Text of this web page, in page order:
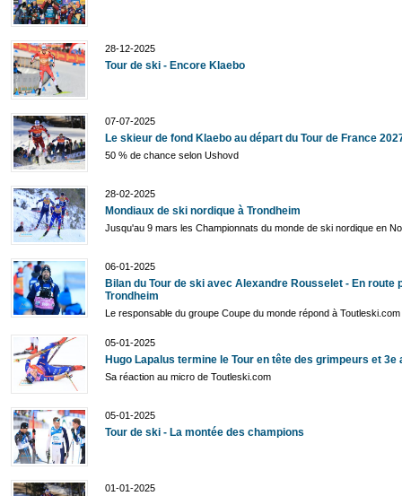
28-12-2025
Tour de ski - Encore Klaebo
07-07-2025
Le skieur de fond Klaebo au départ du Tour de France
50 % de chance selon Ushovd
28-02-2025
Mondiaux de ski nordique à Trondheim
Jusqu'au 9 mars les Championnats du monde de ski nordique en
06-01-2025
Bilan du Tour de ski avec Alexandre Rousselet - En route
Trondheim
Le responsable du groupe Coupe du monde répond à Toutleski.com
05-01-2025
Hugo Lapalus termine le Tour en tête des grimpeurs et 3e
Sa réaction au micro de Toutleski.com
05-01-2025
Tour de ski - La montée des champions
01-01-2025